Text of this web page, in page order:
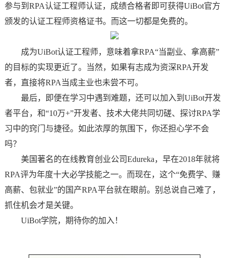
参与到RPA认证工程师认证，成绩合格者即可获得UiBot官方
颁发的认证工程师资格证书。而这一切都是免费的。
成为UiBot认证工程师，意味着拿RPA“当副业、拿高薪”
的目标的实现更近了。当然，如果有志成为资深RPA开发
者，直接将RPA当成主业也未尝不可。
最后，即便在学习中遇到难题，还可以加入到UiBot开发
者平台，和“10万+”开发者、技术大佬共同切磋、探讨RPA学
习中的窍门与捷径。如此浓厚的氛围下，你还担心学不会
吗？
美国著名的在线教育创业公司Edureka，早在2018年就将
RPA评为年度十大必学技能之一。而现在，这个“免费学、赚
高薪、包就业”的国产RPA平台就在眼前。别总说自己难了，
抓住机会才是关键。
UiBot学院，期待你的加入！